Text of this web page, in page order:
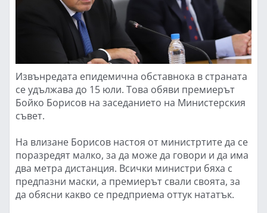
Извънредата епидемична обставнока в страната
се удължава до 15 юли. Това обяви премиерът
Бойко Борисов на заседанието на Министерския
съвет.
На влизане Борисов настоя от министртите да се
поразредят малко, за да може да говори и да има
два метра дистанция. Всички министри бяха с
предпазни маски, а премиерът свали своята, за
да обясни какво се предприема оттук нататък.